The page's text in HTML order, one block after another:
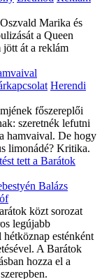
Marika és
a Queen
jött át a reklám
Herendi
főszereplői
szeretnék lefutni
hamvaival. De hogy
limonádé? Kritika.
tett a Barátok
Balázs
közt sorozat
legújabb
esténként
A Barátok
hozza el a